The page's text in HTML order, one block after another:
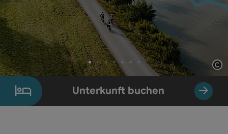
Element 1 von 7
Unterkunft buchen